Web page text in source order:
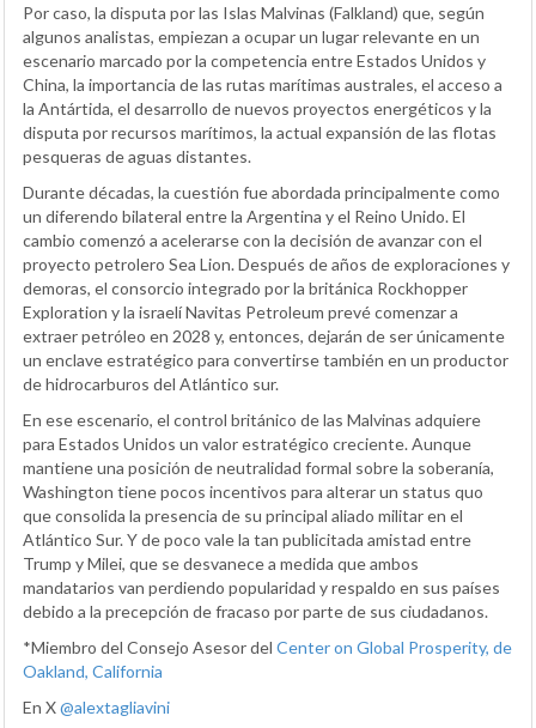
Por caso, la disputa por las Islas Malvinas (Falkland) que, según
algunos analistas, empiezan a ocupar un lugar relevante en un
escenario marcado por la competencia entre Estados Unidos y
China, la importancia de las rutas marítimas australes, el acceso a
la Antártida, el desarrollo de nuevos proyectos energéticos y la
disputa por recursos marítimos, la actual expansión de las flotas
pesqueras de aguas distantes.
Durante décadas, la cuestión fue abordada principalmente como
un diferendo bilateral entre la Argentina y el Reino Unido. El
cambio comenzó a acelerarse con la decisión de avanzar con el
proyecto petrolero Sea Lion. Después de años de exploraciones y
demoras, el consorcio integrado por la británica Rockhopper
Exploration y la israelí Navitas Petroleum prevé comenzar a
extraer petróleo en 2028 y, entonces, dejarán de ser únicamente
un enclave estratégico para convertirse también en un productor
de hidrocarburos del Atlántico sur.
En ese escenario, el control británico de las Malvinas adquiere
para Estados Unidos un valor estratégico creciente. Aunque
mantiene una posición de neutralidad formal sobre la soberanía,
Washington tiene pocos incentivos para alterar un status quo
que consolida la presencia de su principal aliado militar en el
Atlántico Sur. Y de poco vale la tan publicitada amistad entre
Trump y Milei, que se desvanece a medida que ambos
mandatarios van perdiendo popularidad y respaldo en sus países
debido a la precepción de fracaso por parte de sus ciudadanos.
*Miembro del Consejo Asesor del Center on Global Prosperity, de
Oakland, California
En X@alextagliavini